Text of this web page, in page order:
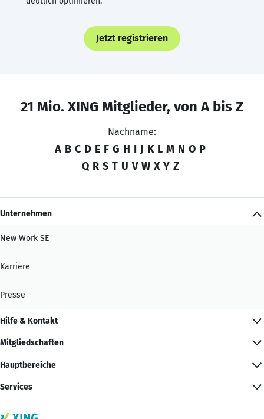
Jetzt registrieren
21 Mio. XING Mitglieder, von A bis Z
Nachname:
A B C D E F G H I J K L M N O P
Q R S T U V W X Y Z
Unternehmen
New Work SE
Karriere
Presse
Hilfe & Kontakt
Mitgliedschaften
Hauptbereiche
Services